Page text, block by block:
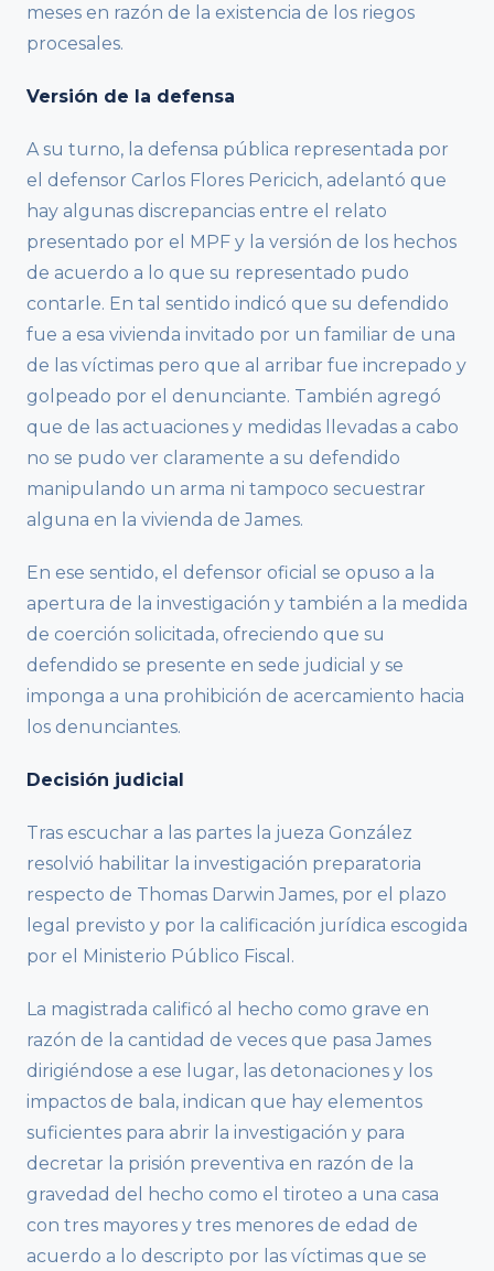
meses en razón de la existencia de los riegos
procesales.
Versión de la defensa
A su turno, la defensa pública representada por
el defensor Carlos Flores Pericich, adelantó que
hay algunas discrepancias entre el relato
presentado por el MPF y la versión de los hechos
de acuerdo a lo que su representado pudo
contarle. En tal sentido indicó que su defendido
fue a esa vivienda invitado por un familiar de una
de las víctimas pero que al arribar fue increpado y
golpeado por el denunciante. También agregó
que de las actuaciones y medidas llevadas a cabo
no se pudo ver claramente a su defendido
manipulando un arma ni tampoco secuestrar
alguna en la vivienda de James.
En ese sentido, el defensor oficial se opuso a la
apertura de la investigación y también a la medida
de coerción solicitada, ofreciendo que su
defendido se presente en sede judicial y se
imponga a una prohibición de acercamiento hacia
los denunciantes.
Decisión judicial
Tras escuchar a las partes la jueza González
resolvió habilitar la investigación preparatoria
respecto de Thomas Darwin James, por el plazo
legal previsto y por la calificación jurídica escogida
por el Ministerio Público Fiscal.
La magistrada calificó al hecho como grave en
razón de la cantidad de veces que pasa James
dirigiéndose a ese lugar, las detonaciones y los
impactos de bala, indican que hay elementos
suficientes para abrir la investigación y para
decretar la prisión preventiva en razón de la
gravedad del hecho como el tiroteo a una casa
con tres mayores y tres menores de edad de
acuerdo a lo descripto por las víctimas que se